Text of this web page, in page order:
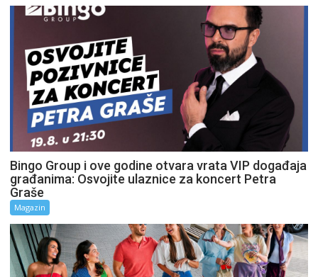
Bingo Group i ove godine otvara vrata VIP događaja
građanima: Osvojite ulaznice za koncert Petra
Graše
Magazin